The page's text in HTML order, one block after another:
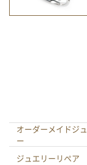
オーダーメイドジ
ー
ジュエリーリペア